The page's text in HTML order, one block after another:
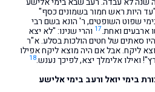
היות ראש חמור בשמונים כסף"
שפוט השופטים, ר' הונא בשם רבי
ארבעים ואחת.17 והרי שנינו: "לא יצא
סאתים של חטים הולכות בסלע. א"ר
ליקח. אבל אם היה מוצא ליקח אפילו
ואילו אלימלך יצא, לפיכך נענש.18
בימי יואל ורעב בימי אלישע